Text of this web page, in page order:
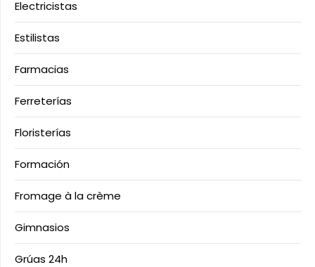
Electricistas
Estilistas
Farmacias
Ferreterías
Floristerías
Formación
Fromage à la crème
Gimnasios
Grúas 24h